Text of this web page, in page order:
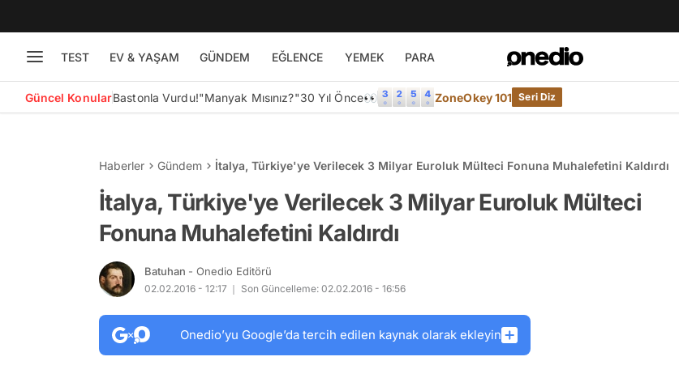
TEST EV & YAŞAM GÜNDEM EĞLENCE YEMEK PARA
Güncel KonularBastonla Vurdu!"Manyak Mısınız?"30 Yıl Önce👀 ZoneOkey 101 Seri Diz
Haberler Gündem İtalya, Türkiye'ye Verilecek 3 Milyar Euroluk Mülteci Fonuna Muhalefetini Kaldırdı
İtalya, Türkiye'ye Verilecek 3 Milyar Euroluk Mülteci
Fonuna Muhalefetini Kaldırdı
Batuhan - Onedio Editörü
02.02.2016 - 12:17 Son Güncelleme: 02.02.2016 - 16:56
Onedio’yu Google’da tercih edilen kaynak olarak ekleyin